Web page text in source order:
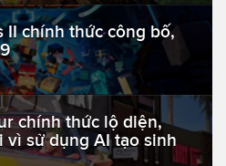
II chính thức công bố,
chính thức lộ diện,
vì sử dụng AI tạo sinh